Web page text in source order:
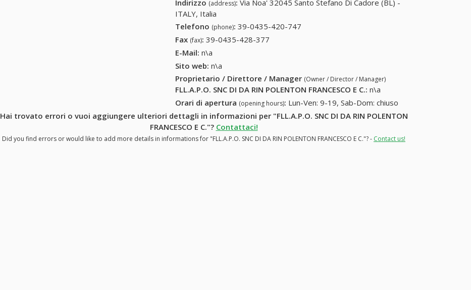
Indirizzo (address): Via Noa' 32045 Santo Stefano Di Cadore (BL) -
ITALY, Italia
Telefono (phone): 39-0435-420-747
Fax (fax): 39-0435-428-377
E-Mail: n\a
Sito web: n\a
Proprietario / Direttore / Manager (Owner / Director / Manager)
FLL.A.P.O. SNC DI DA RIN POLENTON FRANCESCO E C.: n\a
Orari di apertura (opening hours): Lun-Ven: 9-19, Sab-Dom: chiuso
Hai trovato errori o vuoi aggiungere ulteriori dettagli in informazioni per "FLL.A.P.O. SNC DI DA RIN POLENTON
FRANCESCO E C."? Contattaci!
Did you find errors or would like to add more details in informations for "FLL.A.P.O. SNC DI DA RIN POLENTON FRANCESCO E C."? - Contact us!